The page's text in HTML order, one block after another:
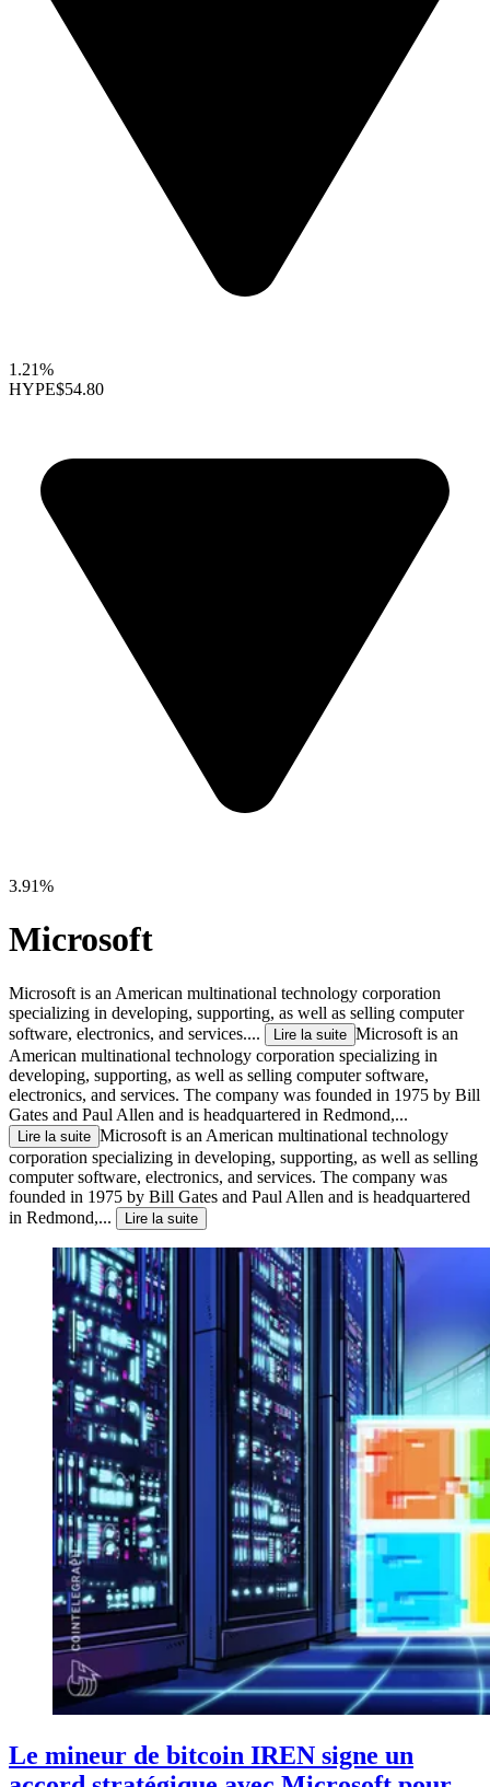
1.21%
HYPE$54.80
3.91%
Microsoft
Microsoft is an American multinational technology corporation
specializing in developing, supporting, as well as selling computer
software, electronics, and services....
Lire la suite Microsoft is an
American multinational technology corporation specializing in
developing, supporting, as well as selling computer software,
electronics, and services. The company was founded in 1975 by Bill
Gates and Paul Allen and is headquartered in Redmond,...
Lire la suite Microsoft is an American multinational technology
corporation specializing in developing, supporting, as well as selling
computer software, electronics, and services. The company was
founded in 1975 by Bill Gates and Paul Allen and is headquartered
in Redmond,...
Lire la suite
Le mineur de bitcoin IREN signe un